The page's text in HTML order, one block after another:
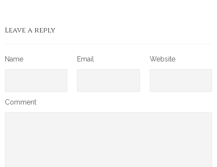
Leave a reply
Name Email Website
Comment